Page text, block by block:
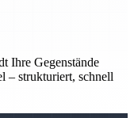
Ihre Gegenstände
– strukturiert, schnell